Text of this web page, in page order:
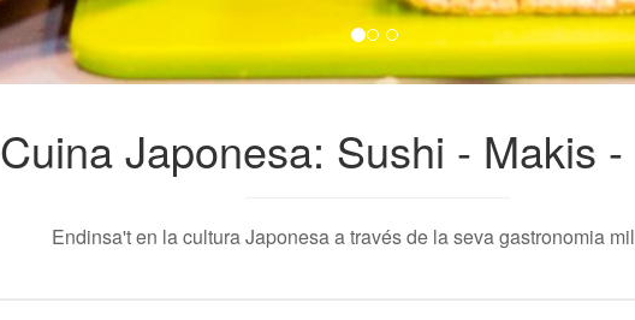
Cuina Japonesa: Sushi - Makis
Endinsa't en la cultura Japonesa a través de la seva gastronomia